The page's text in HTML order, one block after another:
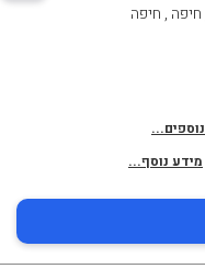
חיפה , חיפה
מידע נוסף...